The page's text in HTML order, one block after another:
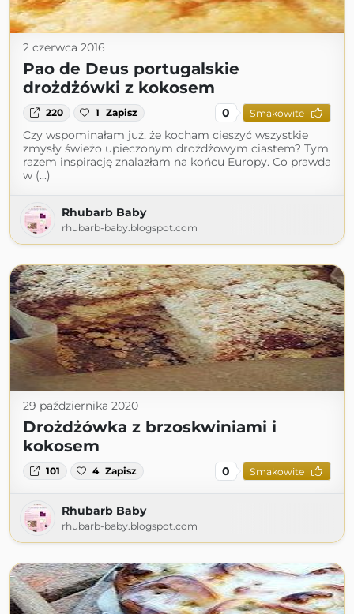
2 czerwca 2016
Pao de Deus portugalskie
drożdżówki z kokosem
220 1 Zapisz 0 Smakowite
Czy wspominałam już, że kocham cieszyć wszystkie
zmysły świeżo upieczonym drożdżowym ciastem? Tym
razem inspirację znalazłam na końcu Europy. Co prawda
w (...)
Rhubarb Baby
rhubarb-baby.blogspot.com
29 października 2020
Drożdżówka z brzoskwiniami i
kokosem
101 4 Zapisz 0 Smakowite
Rhubarb Baby
rhubarb-baby.blogspot.com